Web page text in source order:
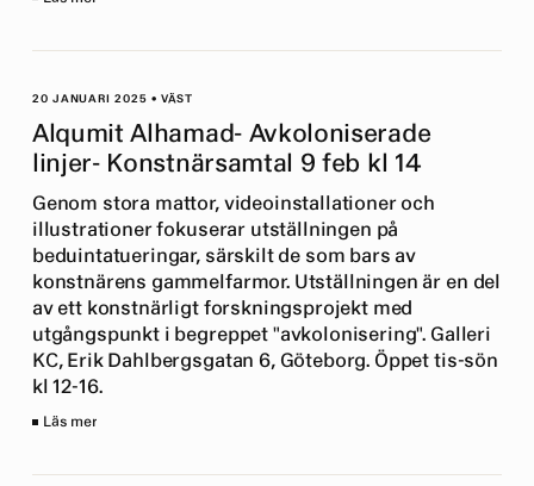
20 JANUARI 2025 • VÄST
Alqumit Alhamad- Avkoloniserade
linjer- Konstnärsamtal 9 feb kl 14
Genom stora mattor, videoinstallationer och
illustrationer fokuserar utställningen på
beduintatueringar, särskilt de som bars av
konstnärens gammelfarmor. Utställningen är en del
av ett konstnärligt forskningsprojekt med
utgångspunkt i begreppet "avkolonisering". Galleri
KC, Erik Dahlbergsgatan 6, Göteborg. Öppet tis-sön
kl 12-16.
Läs mer